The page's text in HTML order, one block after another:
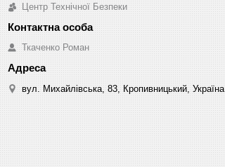
Центр Технічної Безпеки
Ткаченко Роман
вул. Михайлівська, 83, Кропивницький, Україна